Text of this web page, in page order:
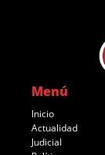
Menú
Inicio
Actualidad
Judicial